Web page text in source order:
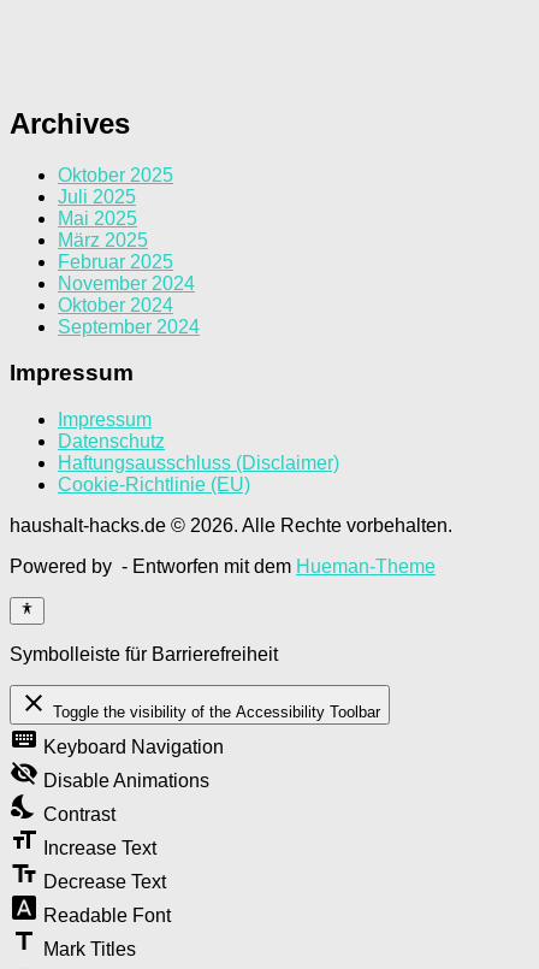
Archives
Oktober 2025
Juli 2025
Mai 2025
März 2025
Februar 2025
November 2024
Oktober 2024
September 2024
Impressum
Impressum
Datenschutz
Haftungsausschluss (Disclaimer)
Cookie-Richtlinie (EU)
haushalt-hacks.de © 2026. Alle Rechte vorbehalten.
Powered by - Entworfen mit dem Hueman-Theme
Symbolleiste für Barrierefreiheit
close Toggle the visibility of the Accessibility Toolbar
keyboard Keyboard Navigation
visibility_off Disable Animations
nights_stay Contrast
format_size Increase Text
text_fields Decrease Text
font_download Readable Font
title Mark Titles